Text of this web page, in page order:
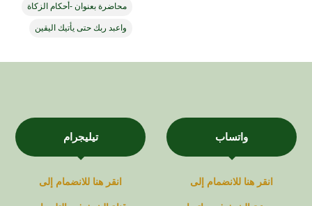
محاضرة بعنوان -أحكام الزكاة
واعبد ربك حتى يأتيك اليقين
واتساب
انقر هنا للانضمام إلى
تيليجرام
انقر هنا للانضمام إلى